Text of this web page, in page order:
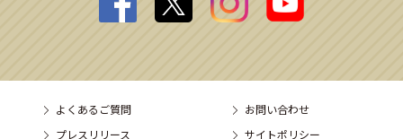
よくあるご質問
お問い合わせ
プレスリリース
サイトポリシー